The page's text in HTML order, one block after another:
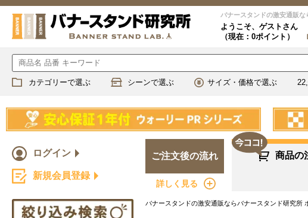
バナースタンドの激安通販
ようこそ、 ゲストさん
（現在：0ポイント）
カテゴリーで選ぶ シーンで選ぶ サイズ・価格で選ぶ
ご注文後の流れ 商品の
詳しく見る
バナースタンドの激安通販ならバナースタンド研究所
ログイン
新規会員登録